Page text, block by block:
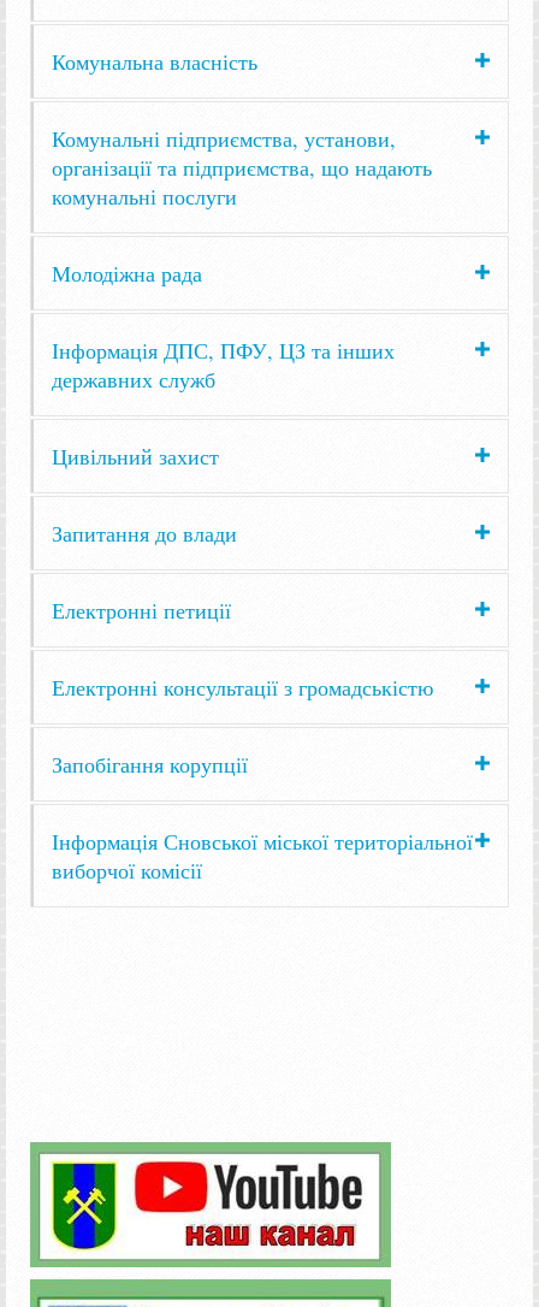
Комунальна власність
Комунальні підприємства, установи,
організації та підприємства, що надають
комунальні послуги
Молодіжна рада
Інформація ДПС, ПФУ, ЦЗ та інших
державних служб
Цивільний захист
Запитання до влади
Електронні петиції
Електронні консультації з громадськістю
Запобігання корупції
Інформація Сновської міської територіальної
виборчої комісії